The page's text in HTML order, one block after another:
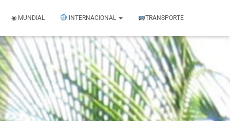
◉ MUNDIAL INTERNACIONAL TRANSPORTE